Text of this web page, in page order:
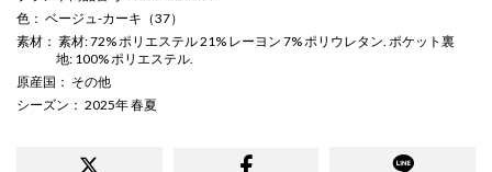
色 ： ベージュ-カーキ（37）
素材 ： 素材: 72% ポリエステル 21% レーヨン 7% ポリウレタン. ポケット裏
地: 100% ポリエステル.
原産国 ： その他
シーズン ： 2025年 春夏